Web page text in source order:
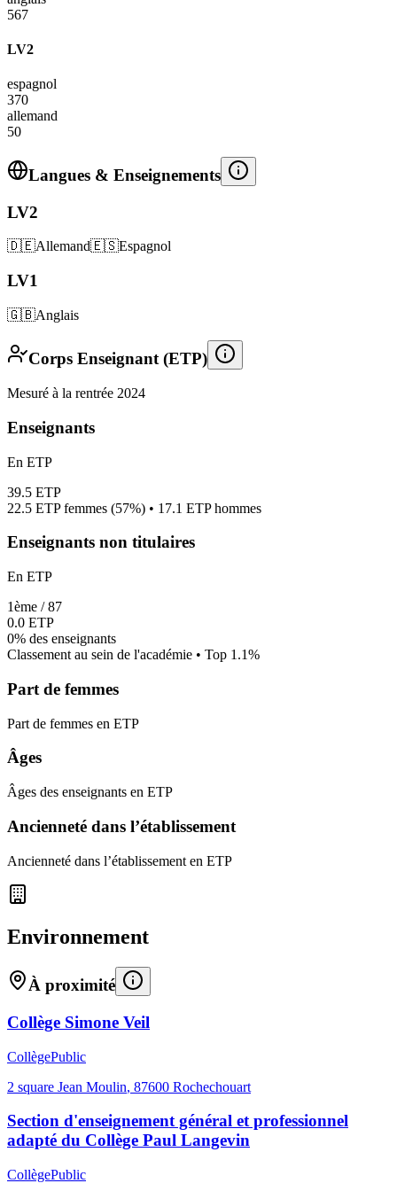
567
LV2
espagnol
370
allemand
50
Langues & Enseignements
LV2
🇩🇪Allemand🇪🇸Espagnol
LV1
🇬🇧Anglais
Corps Enseignant (ETP)
Mesuré à la rentrée 2024
Enseignants
En ETP
39.5 ETP
22.5 ETP femmes (57%) • 17.1 ETP hommes
Enseignants non titulaires
En ETP
1ème /87
0.0 ETP
0% des enseignants
Classement au sein de l'académie • Top 1.1%
Part de femmes
Part de femmes en ETP
Âges
Âges des enseignants en ETP
Ancienneté dans l’établissement
Ancienneté dans l’établissement en ETP
Environnement
À proximité
Collège Simone Veil
CollègePublic
2 square Jean Moulin, 87600 Rochechouart
Section d'enseignement général et professionnel
adapté du Collège Paul Langevin
CollègePublic